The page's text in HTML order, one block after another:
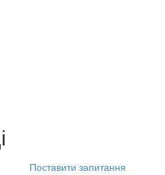
Поставити запитання